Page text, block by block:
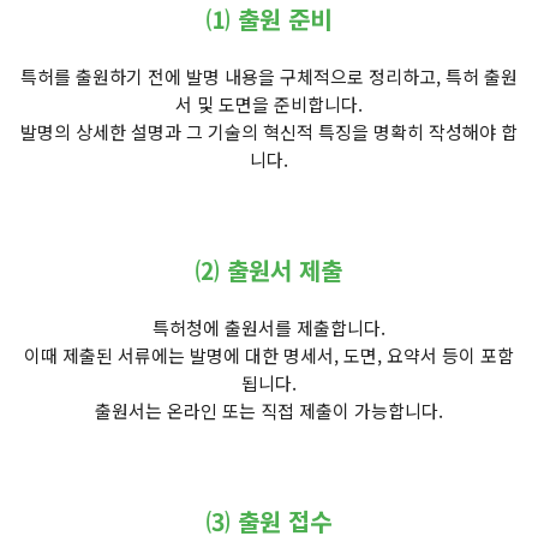
⑴ 출원 준비
특허를 출원하기 전에 발명 내용을 구체적으로 정리하고, 특허 출원
서 및 도면을 준비합니다.
발명의 상세한 설명과 그 기술의 혁신적 특징을 명확히 작성해야 합
니다.
⑵ 출원서 제출
특허청에 출원서를 제출합니다.
이때 제출된 서류에는 발명에 대한 명세서, 도면, 요약서 등이 포함
됩니다.
출원서는 온라인 또는 직접 제출이 가능합니다.
⑶ 출원 접수